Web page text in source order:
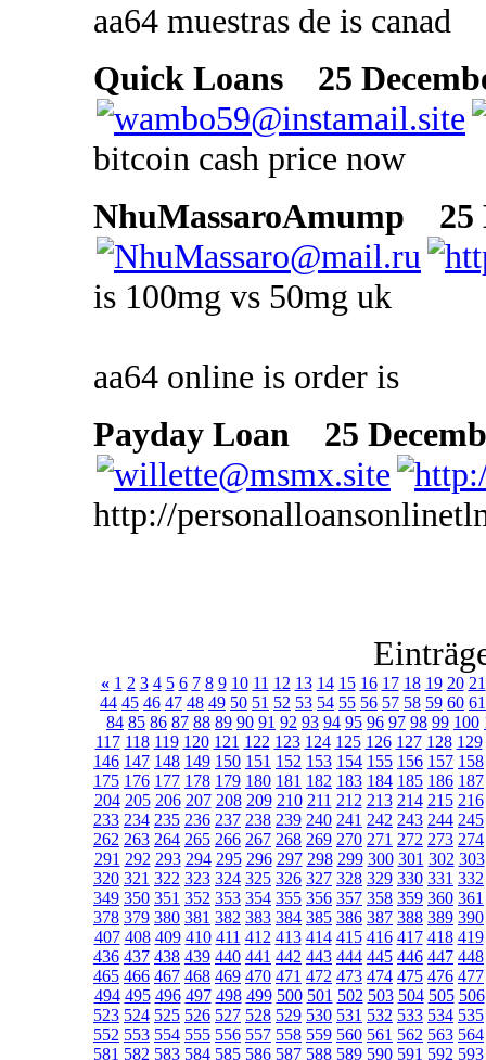
aa64 muestras de is canad
Quick Loans
25
bitcoin cash price now
NhuMassaroAmump
25
is 100mg vs 50mg uk
aa64 online is order is
Payday Loan
25
http://
« 1 2 3 4 5 6 7 8 9 10 11 12 13 14 15 16 17 18 19 20 21
44 45 46 47 48 49 50 51 52 53 54 55 56 57 58 59 60 61
84 85 86 87 88 89 90 91 92 93 94 95 96 97 98 99 100
117 118 119 120 121 122 123 124 125 126 127 128 129
146 147 148 149 150 151 152 153 154 155 156 157 158
175 176 177 178 179 180 181 182 183 184 185 186 187
204 205 206 207 208 209 210 211 212 213 214 215 216
233 234 235 236 237 238 239 240 241 242 243 244 245
262 263 264 265 266 267 268 269 270 271 272 273 274
291 292 293 294 295 296 297 298 299 300 301 302 303
320 321 322 323 324 325 326 327 328 329 330 331 332
349 350 351 352 353 354 355 356 357 358 359 360 361
378 379 380 381 382 383 384 385 386 387 388 389 390
407 408 409 410 411 412 413 414 415 416 417 418 419
436 437 438 439 440 441 442 443 444 445 446 447 448
465 466 467 468 469 470 471 472 473 474 475 476 477
494 495 496 497 498 499 500 501 502 503 504 505 506
523 524 525 526 527 528 529 530 531 532 533 534 535
552 553 554 555 556 557 558 559 560 561 562 563 564
581 582 583 584 585 586 587 588 589 590 591 592 593